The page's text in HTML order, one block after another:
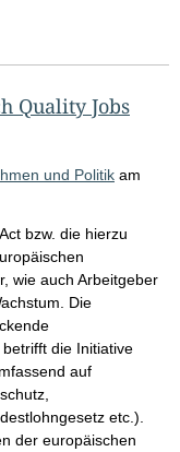
Quality Jobs
und Politik am
bzw. die hierzu
wie auch Arbeitgeber
Die
die Initiative
auf
etc.).
der europäischen